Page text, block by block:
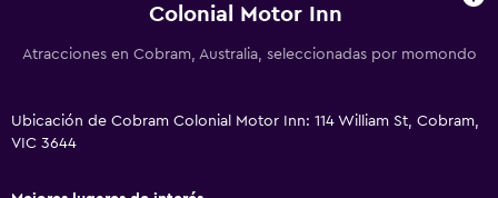
Lavandería
Colonial Motor Inn
Atracciones en Cobram, Australia, seleccionadas por momondo
Ubicación de Cobram Colonial Motor Inn: 114 William St, Cobram,
VIC 3644